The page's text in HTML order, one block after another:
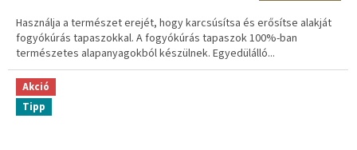
Használja a természet erejét, hogy karcsúsítsa és erősítse alakját
fogyókúrás tapaszokkal. A fogyókúrás tapaszok 100%-ban
természetes alapanyagokból készülnek. Egyedülálló...
Akció
Tipp